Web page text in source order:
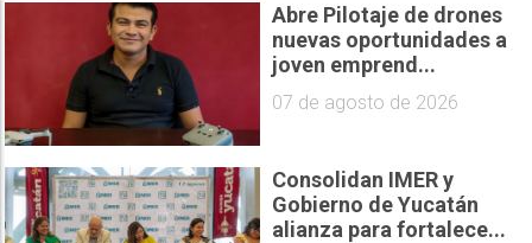
Abre Pilotaje de drones
nuevas oportunidades a
joven emprend...
07 de agosto de 2026
Consolidan IMER y
Gobierno de Yucatán
alianza para fortalece...